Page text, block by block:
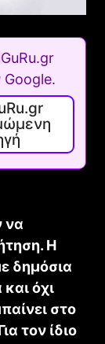
Google.
να
Η
δημόσια
όχι
στο
τον ίδιο